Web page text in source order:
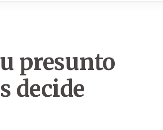
presunto
decide